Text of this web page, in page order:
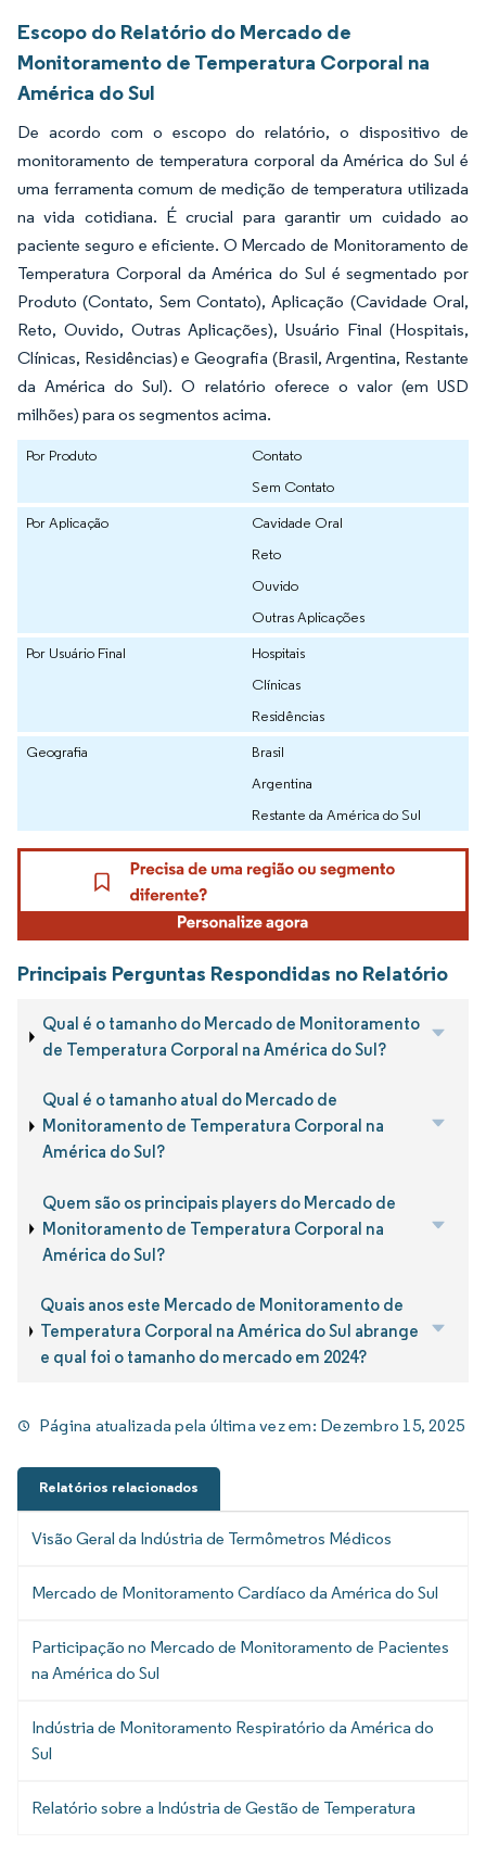
Escopo do Relatório do Mercado de
Monitoramento de Temperatura Corporal na
América do Sul
De acordo com o escopo do relatório, o dispositivo de
monitoramento de temperatura corporal da América do Sul é
uma ferramenta comum de medição de temperatura utilizada
na vida cotidiana. É crucial para garantir um cuidado ao
paciente seguro e eficiente. O Mercado de Monitoramento de
Temperatura Corporal da América do Sul é segmentado por
Produto (Contato, Sem Contato), Aplicação (Cavidade Oral,
Reto, Ouvido, Outras Aplicações), Usuário Final (Hospitais,
Clínicas, Residências) e Geografia (Brasil, Argentina, Restante
da América do Sul). O relatório oferece o valor (em USD
milhões) para os segmentos acima.
Por Produto
Contato
Sem Contato
Por Aplicação
Cavidade Oral
Reto
Ouvido
Outras Aplicações
Por Usuário Final
Hospitais
Clínicas
Residências
Geografia
Brasil
Argentina
Restante da América do Sul
Principais Perguntas Respondidas no Relatório
Qual é o tamanho do Mercado de Monitoramento
de Temperatura Corporal na América do Sul?
Qual é o tamanho atual do Mercado de
Monitoramento de Temperatura Corporal na
América do Sul?
Quem são os principais players do Mercado de
Monitoramento de Temperatura Corporal na
América do Sul?
Quais anos este Mercado de Monitoramento de
Temperatura Corporal na América do Sul abrange
e qual foi o tamanho do mercado em 2024?
Página atualizada pela última vez em: Dezembro 15, 2025
Relatórios relacionados
Visão Geral da Indústria de Termômetros Médicos
Mercado de Monitoramento Cardíaco da América do Sul
Participação no Mercado de Monitoramento de Pacientes
na América do Sul
Indústria de Monitoramento Respiratório da América do
Sul
Relatório sobre a Indústria de Gestão de Temperatura